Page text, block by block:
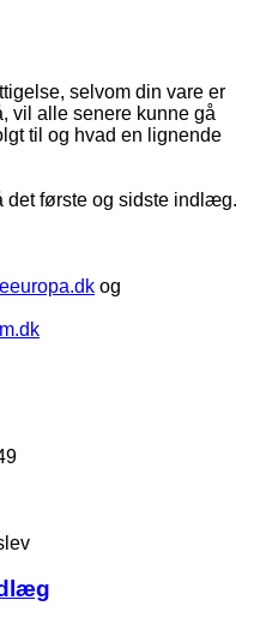
selvom din vare er
vil alle senere kunne gå
til og hvad en lignende
det første og sidste indlæg.
og